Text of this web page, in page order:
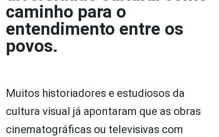
caminho para o
entendimento entre os
povos.
Muitos historiadores e estudiosos da
cultura visual já apontaram que as obras
cinematográficas ou televisivas com